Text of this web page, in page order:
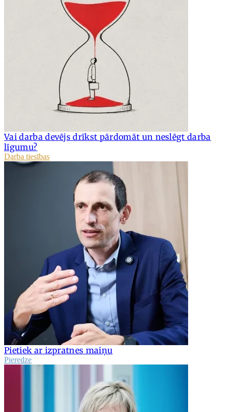
Vai darba devējs drīkst pārdomāt un neslēgt darba
līgumu?
Darba tiesības
Pietiek ar izpratnes maiņu
Pieredze